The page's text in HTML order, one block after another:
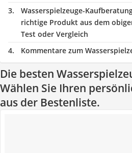
Wasserspielzeuge-
richtige Produkt aus dem
Test oder Vergleich
Kommentare zum
Die besten
Wählen Sie Ihren
aus der Bestenliste.